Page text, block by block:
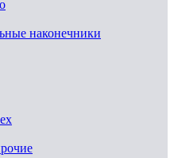
наконечники